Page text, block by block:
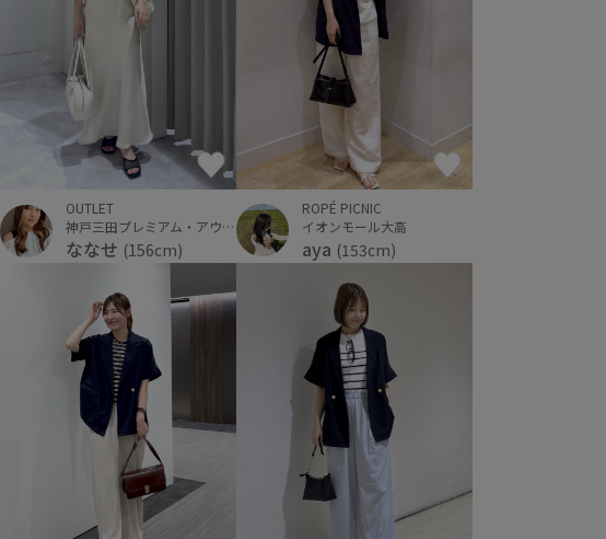
OUTLET
神戸三田プレミアム・アウトレット
ななせ (156cm)
ROPÉ PICNIC
イオンモール大高
aya (153cm)